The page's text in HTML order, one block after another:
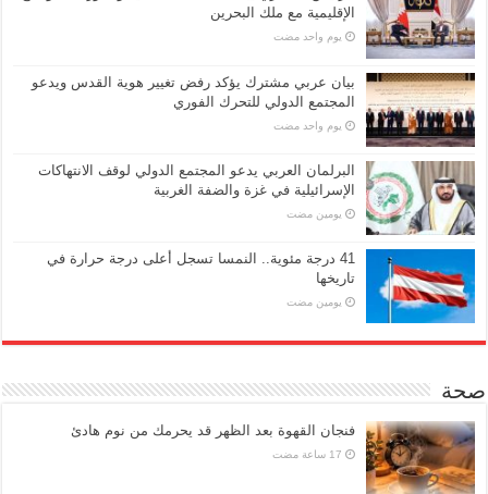
الإقليمية مع ملك البحرين
‏يوم واحد مضت
بيان عربي مشترك يؤكد رفض تغيير هوية القدس ويدعو
المجتمع الدولي للتحرك الفوري
‏يوم واحد مضت
البرلمان العربي يدعو المجتمع الدولي لوقف الانتهاكات
الإسرائيلية في غزة والضفة الغربية
‏يومين مضت
41 درجة مئوية.. النمسا تسجل أعلى درجة حرارة في
تاريخها
‏يومين مضت
صحة
فنجان القهوة بعد الظهر قد يحرمك من نوم هادئ